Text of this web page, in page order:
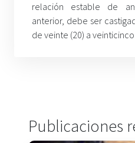
relación estable de
anterior, debe ser
de veinte (20) a
Publicaciones